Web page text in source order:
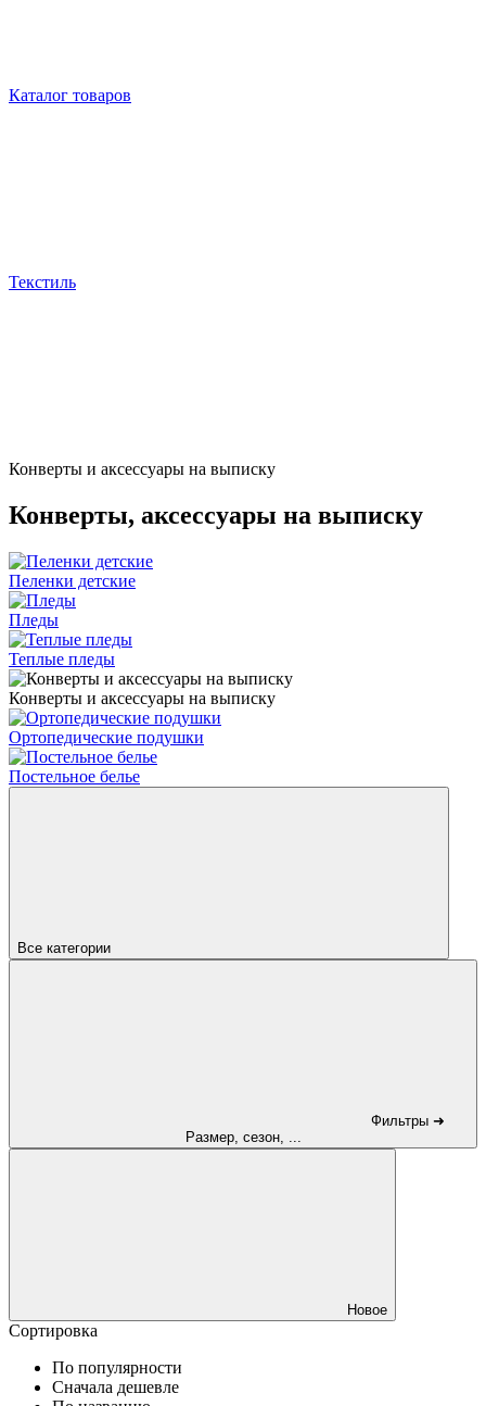
Каталог товаров
Текстиль
Конверты и аксессуары на выписку
Конверты, аксессуары на выписку
Пеленки детские
Пледы
Теплые пледы
Конверты и аксессуары на выписку
Ортопедические подушки
Постельное белье
Все категории
Фильтры ➜
Размер, сезон, ...
Новое
Сортировка
По популярности
Сначала дешевле